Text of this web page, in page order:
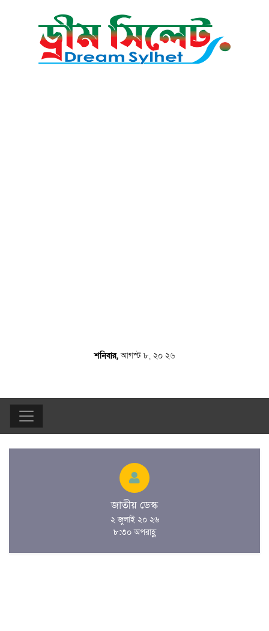
শনিবার,আগস্ট ৮, ২০ ২৬
জাতীয় ডেস্ক
২ জুলাই ২০ ২৬
৮:৩০ অপরাহ্ণ